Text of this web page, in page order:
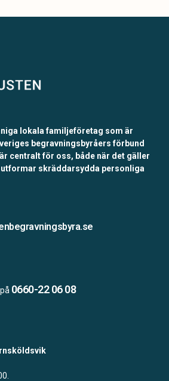
lokala familjeföretag som är
begravningsbyråers förbund
centralt för oss, både när det gäller
utformar skräddarsydda personliga
0660-22 06 08